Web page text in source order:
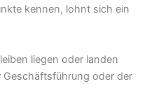
kennen, lohnt sich ein
liegen oder landen
Geschäftsführung oder der